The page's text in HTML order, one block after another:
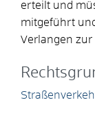
erteilt und
mitgeführt
Verlangen zur